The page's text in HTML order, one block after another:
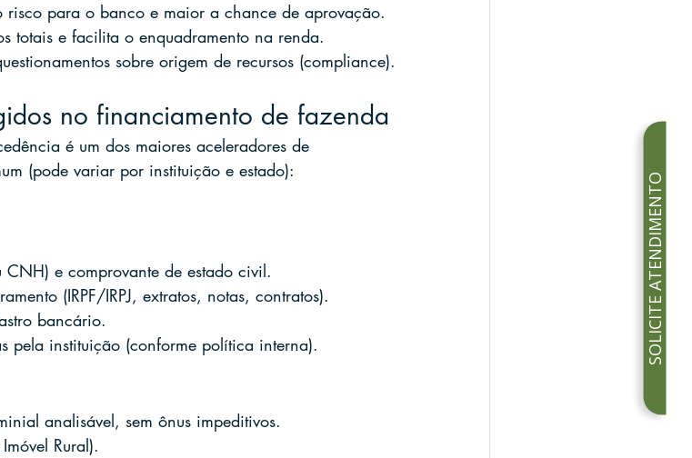
SOLICITE ATENDIMENTO
para o banco e maior a chance de aprovação.
totais e facilita o enquadramento na renda.
sobre origem de recursos (compliance).
no financiamento de fazenda
é um dos maiores aceleradores de
(pode variar por instituição e estado):
CNH) e comprovante de estado civil.
(IRPF/IRPJ, extratos, notas, contratos).
bancário.
pela instituição (conforme política interna).
analisável, sem ônus impeditivos.
Rural).